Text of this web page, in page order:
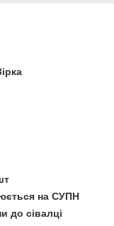
на СУПН
до сівалці